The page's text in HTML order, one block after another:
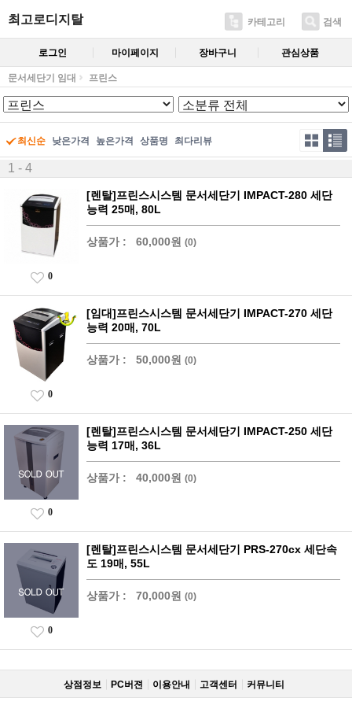
최고로디지탈 카테고리 검색
로그인 마이페이지 장바구니 관심상품
문서세단기 임대 프린스
최신순 낮은가격 높은가격 상품명 최다리뷰
1 - 4
[렌탈]프린스시스템 문서세단기 IMPACT-280 세단
능력 25매, 80L
상품가 : 60,000원 (0)
0
[임대]프린스시스템 문서세단기 IMPACT-270 세단
능력 20매, 70L
상품가 : 50,000원 (0)
0
[렌탈]프린스시스템 문서세단기 IMPACT-250 세단
능력 17매, 36L
상품가 : 40,000원 (0)
0
[렌탈]프린스시스템 문서세단기 PRS-270cx 세단속
도 19매, 55L
상품가 : 70,000원 (0)
0
상점정보 PC버젼 이용안내 고객센터 커뮤니티